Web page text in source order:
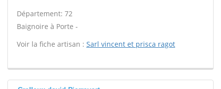
Département: 72
Baignoire à Porte -
Voir la fiche artisan : Sarl vincent et prisca ragot